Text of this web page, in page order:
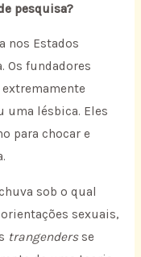
pesquisa?
nos Estados
Os fundadores
uma lésbica. Eles
para chocar e
sob o qual
sexuais,
trangendersse